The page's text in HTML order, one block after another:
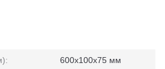
600x100x75 мм